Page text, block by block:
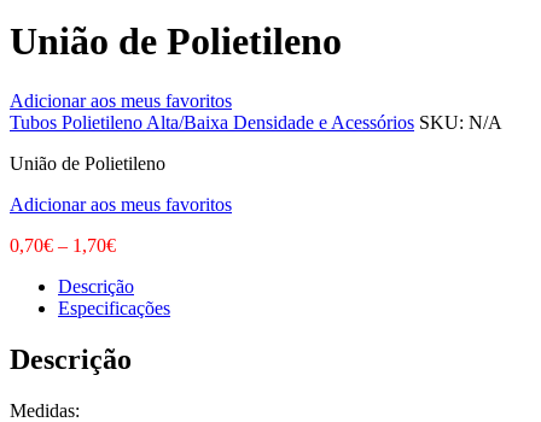
União de Polietileno
Adicionar aos meus favoritos
Tubos Polietileno Alta/Baixa Densidade e Acessórios SKU: N/A
União de Polietileno
Adicionar aos meus favoritos
0,70€ – 1,70€
Descrição
Especificações
Descrição
Medidas: